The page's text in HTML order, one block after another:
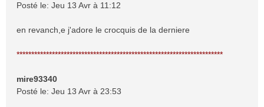
Posté le: Jeu 13 Avr à 11:12
en revanch,e j'adore le crocquis de la derniere
**********************************************************************
mire93340
Posté le: Jeu 13 Avr à 23:53